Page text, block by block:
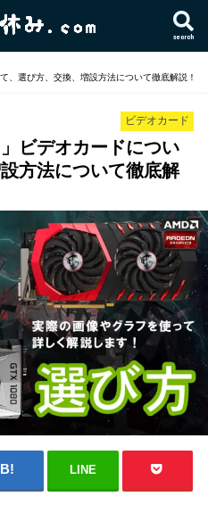
search
、選び方、交換、増設方法について徹底解説！
ビデオカード
ビデオカードについ
方法について徹底解
LINE